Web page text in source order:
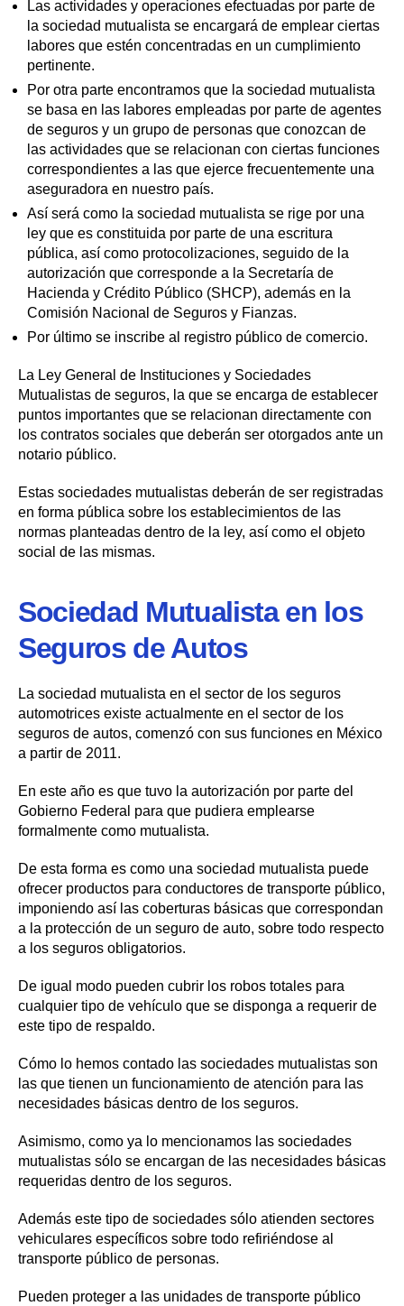
Las actividades y operaciones efectuadas por parte de
la sociedad mutualista se encargará de emplear ciertas
labores que estén concentradas en un cumplimiento
pertinente.
Por otra parte encontramos que la sociedad mutualista
se basa en las labores empleadas por parte de agentes
de seguros y un grupo de personas que conozcan de
las actividades que se relacionan con ciertas funciones
correspondientes a las que ejerce frecuentemente una
aseguradora en nuestro país.
Así será como la sociedad mutualista se rige por una
ley que es constituida por parte de una escritura
pública, así como protocolizaciones, seguido de la
autorización que corresponde a la Secretaría de
Hacienda y Crédito Público (SHCP), además en la
Comisión Nacional de Seguros y Fianzas.
Por último se inscribe al registro público de comercio.
La Ley General de Instituciones y Sociedades
Mutualistas de seguros, la que se encarga de establecer
puntos importantes que se relacionan directamente con
los contratos sociales que deberán ser otorgados ante un
notario público.
Estas sociedades mutualistas deberán de ser registradas
en forma pública sobre los establecimientos de las
normas planteadas dentro de la ley, así como el objeto
social de las mismas.
Sociedad Mutualista en los
Seguros de Autos
La sociedad mutualista en el sector de los seguros
automotrices existe actualmente en el sector de los
seguros de autos, comenzó con sus funciones en México
a partir de 2011.
En este año es que tuvo la autorización por parte del
Gobierno Federal para que pudiera emplearse
formalmente como mutualista.
De esta forma es como una sociedad mutualista puede
ofrecer productos para conductores de transporte público,
imponiendo así las coberturas básicas que correspondan
a la protección de un seguro de auto, sobre todo respecto
a los seguros obligatorios.
De igual modo pueden cubrir los robos totales para
cualquier tipo de vehículo que se disponga a requerir de
este tipo de respaldo.
Cómo lo hemos contado las sociedades mutualistas son
las que tienen un funcionamiento de atención para las
necesidades básicas dentro de los seguros.
Asimismo, como ya lo mencionamos las sociedades
mutualistas sólo se encargan de las necesidades básicas
requeridas dentro de los seguros.
Además este tipo de sociedades sólo atienden sectores
vehiculares específicos sobre todo refiriéndose al
transporte público de personas.
Pueden proteger a las unidades de transporte público